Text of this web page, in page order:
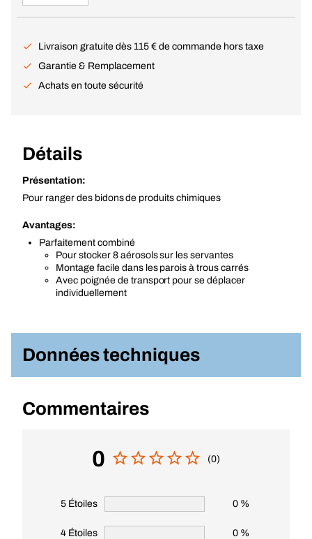
Livraison gratuite dès 115 € de commande hors taxe
Garantie & Remplacement
Achats en toute sécurité
Détails
Présentation:
Pour ranger des bidons de produits chimiques
Avantages:
Parfaitement combiné
Pour stocker 8 aérosols sur les servantes
Montage facile dans les parois à trous carrés
Avec poignée de transport pour se déplacer
individuellement
Données techniques
Commentaires
0 (0)
5 Étoiles 0 %
4 Étoiles 0 %